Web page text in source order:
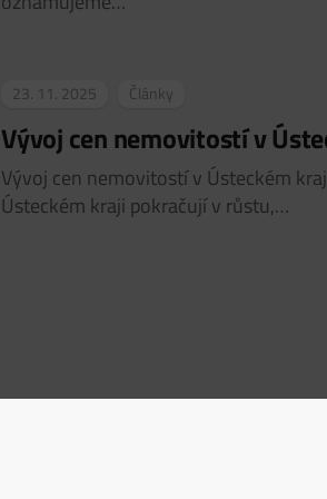
23. 11. 2025 Články
Vývoj cen nemovitostí v
Vývoj cen nemovitostí v Ústeckém
Ústeckém kraji pokračují v růstu,…